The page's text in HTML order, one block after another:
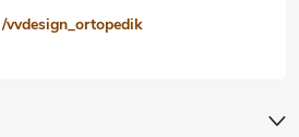
/vvdesign_ortopedik